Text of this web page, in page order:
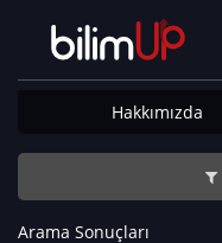
Hakkımızda
Arama Sonuçları